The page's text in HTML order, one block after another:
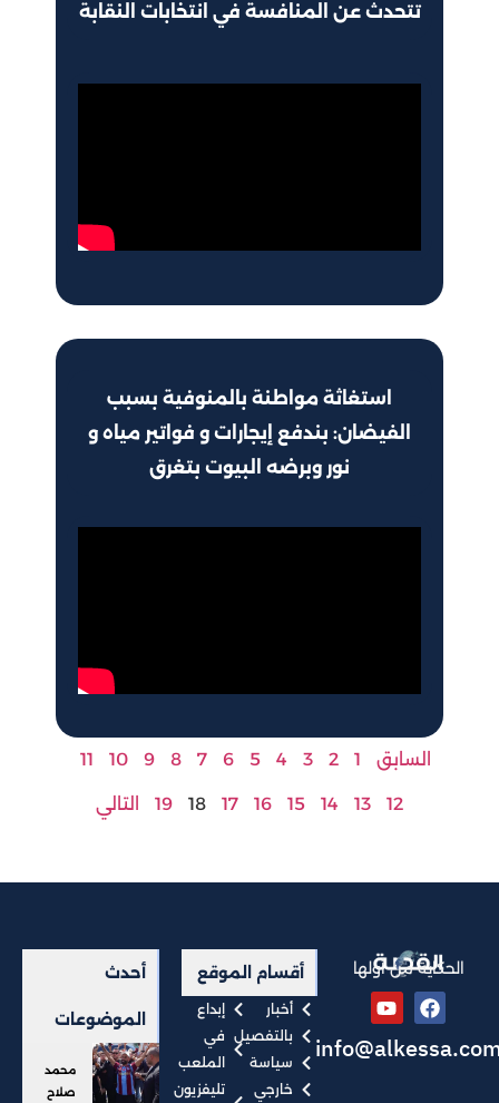
تتحدث عن المنافسة في انتخابات النقابة
استغاثة مواطنة بالمنوفية بسبب
الفيضان: بندفع إيجارات و فواتير مياه و
نور وبرضه البيوت بتغرق
السابق 1
2
3
4
5
6
7
8
9
10
11
12
13
14
15
16
17
18
19 التالي
الحكاية من أولها أقسام الموقع
أخبار
بالتفصيل
سياسة
خارجي
إبداع
في
الملعب
تليفزيون
أحدث
الموضوعات
محمد
صلاح